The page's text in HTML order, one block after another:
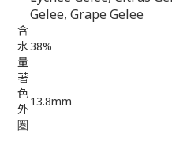
Gelee, Grape Gelee
含
水
量
38%
著
色
外
圏
13.8mm